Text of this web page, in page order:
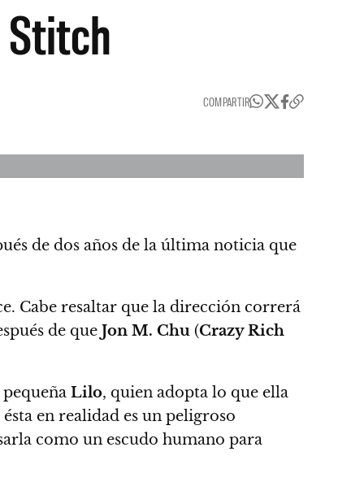
COMPARTIR
de dos años de la última noticia que
Cabe resaltar que la dirección correrá
de que Jon M. Chu (Crazy Rich
Lilo, quien adopta lo que ella
en realidad es un peligroso
como un escudo humano para